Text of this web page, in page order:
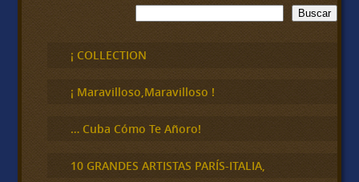
B
u
c
a
Buscar
¡ COLLECTION
¡ Maravilloso,Maravilloso !
… Cuba Cómo Te Añoro!
10 GRANDES ARTISTAS PARÍS-ITALIA,